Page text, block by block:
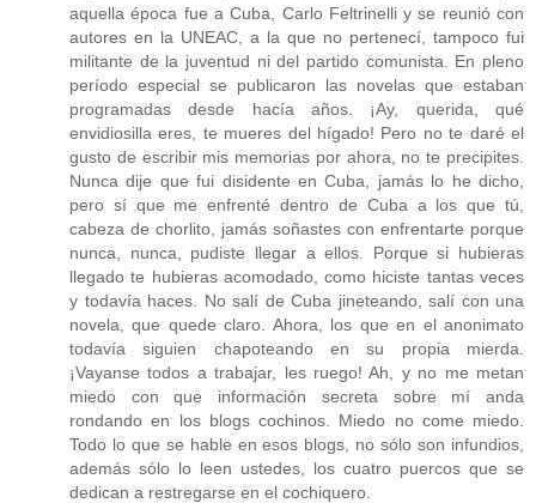
aquella época fue a Cuba, Carlo Feltrinelli y se reunió con
autores en la UNEAC, a la que no pertenecí, tampoco fui
militante de la juventud ni del partido comunista. En pleno
período especial se publicaron las novelas que estaban
programadas desde hacía años. ¡Ay, querida, qué
envidiosilla eres, te mueres del hígado! Pero no te daré el
gusto de escribir mis memorias por ahora, no te precipites.
Nunca dije que fui disidente en Cuba, jamás lo he dicho,
pero sí que me enfrenté dentro de Cuba a los que tú,
cabeza de chorlito, jamás soñastes con enfrentarte porque
nunca, nunca, pudiste llegar a ellos. Porque si hubieras
llegado te hubieras acomodado, como hiciste tantas veces
y todavía haces. No salí de Cuba jineteando, salí con una
novela, que quede claro. Ahora, los que en el anonimato
todavía siguien chapoteando en su propia mierda.
¡Vayanse todos a trabajar, les ruego! Ah, y no me metan
miedo con que información secreta sobre mí anda
rondando en los blogs cochinos. Miedo no come miedo.
Todo lo que se hable en esos blogs, no sólo son infundios,
además sólo lo leen ustedes, los cuatro puercos que se
dedican a restregarse en el cochiquero.